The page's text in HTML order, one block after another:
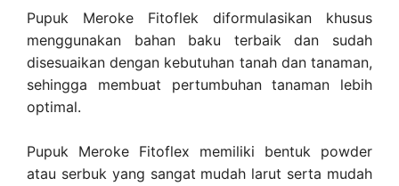
Pupuk Meroke Fitoflek diformulasikan khusus
menggunakan bahan baku terbaik dan sudah
disesuaikan dengan kebutuhan tanah dan tanaman,
sehingga membuat pertumbuhan tanaman lebih
optimal.
Pupuk Meroke Fitoflex memiliki bentuk powder
atau serbuk yang sangat mudah larut serta mudah